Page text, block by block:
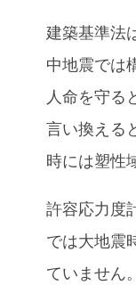
建築基準法
中地震では
人命を守る
言い換える
時には塑性
許容応力度
では大地震
ていません